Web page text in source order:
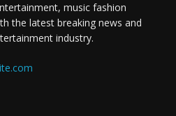
music fashion
the latest breaking news and
industry.